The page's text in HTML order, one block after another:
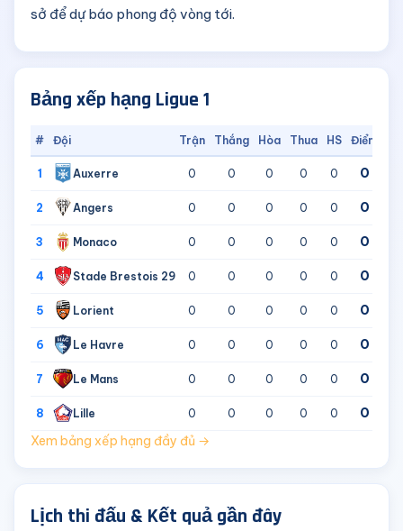
sở để dự báo phong độ vòng tới.
Bảng xếp hạng Ligue 1
# Đội Trận Thắng Hòa Thua HS Điểm
1 Auxerre 0 0 0 0 0 0
2 Angers 0 0 0 0 0 0
3 Monaco 0 0 0 0 0 0
4 Stade Brestois 29 0 0 0 0 0 0
5 Lorient 0 0 0 0 0 0
6 Le Havre 0 0 0 0 0 0
7 Le Mans 0 0 0 0 0 0
8 Lille 0 0 0 0 0
0
Xem bảng xếp hạng đầy đủ →
Lịch thi đấu & Kết quả gần đây